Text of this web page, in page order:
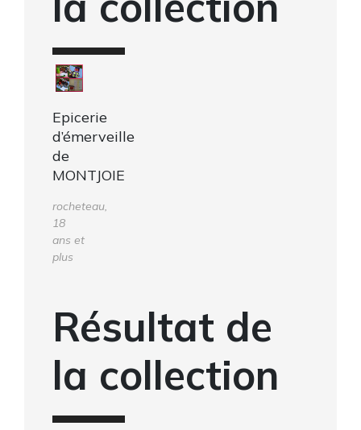
Epicerie
d’émerveille
de
MONTJOIE
rocheteau,
18
ans et
plus
Résultat de
la collection